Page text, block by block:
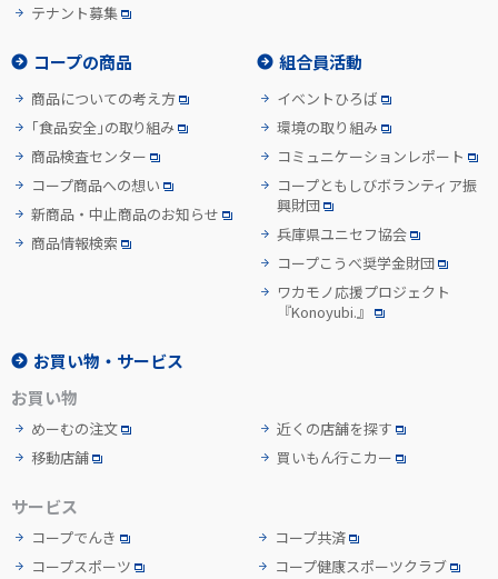
テナント募集
コープの商品
商品についての考え方
「食品安全」の取り組み
商品検査センター
コープ商品への想い
新商品・中止商品のお知らせ
商品情報検索
組合員活動
イベントひろば
環境の取り組み
コミュニケーションレポート
コープともしびボランティア振
興財団
兵庫県ユニセフ協会
コープこうべ奨学金財団
ワカモノ応援プロジェクト
『Konoyubi.』
お買い物・サービス
お買い物
めーむの注文
移動店舗
近くの店舗を探す
買いもん行こカー
サービス
コープでんき
コープ共済
コープスポーツ
コープ健康スポーツクラブ